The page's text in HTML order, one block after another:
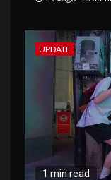
UPDATE
1 min read